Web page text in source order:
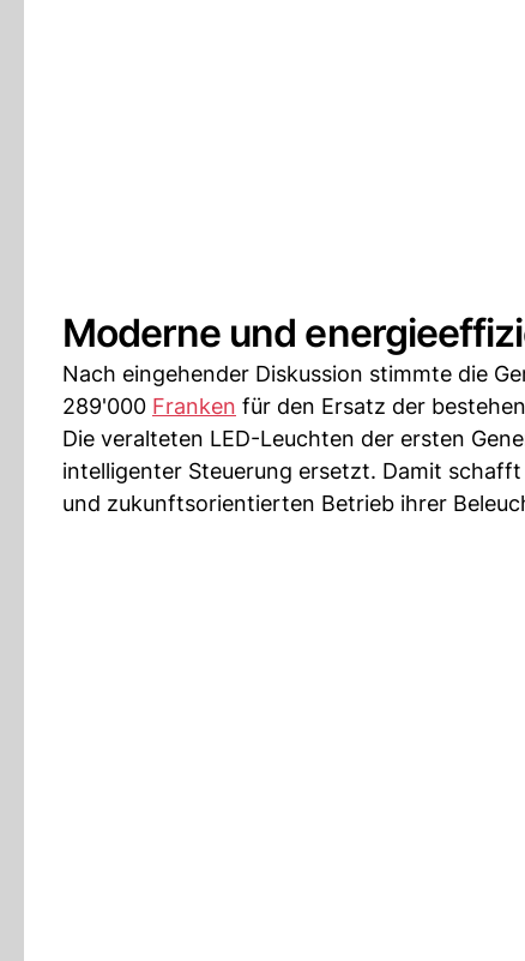
Moderne und
Nach eingehender Diskussion stimmte die
289'000 Franken für den Ersatz der
Die veralteten LED-Leuchten der ersten
intelligenter Steuerung ersetzt. Damit
und zukunftsorientierten Betrieb ihrer